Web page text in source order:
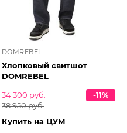
DOMREBEL
Хлопковый свитшот
DOMREBEL
34 300 руб.
38 950 руб.
-11%
Купить на ЦУМ